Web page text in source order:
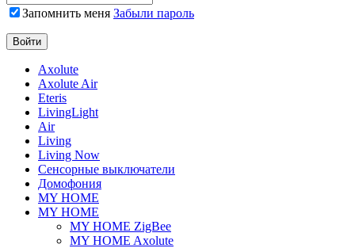
Запомнить меня Забыли пароль
Axolute
Axolute Air
Eteris
LivingLight
Air
Living
Living Now
Сенсорные выключатели
Домофония
MY HOME
MY HOME
MY HOME ZigBee
MY HOME Axolute